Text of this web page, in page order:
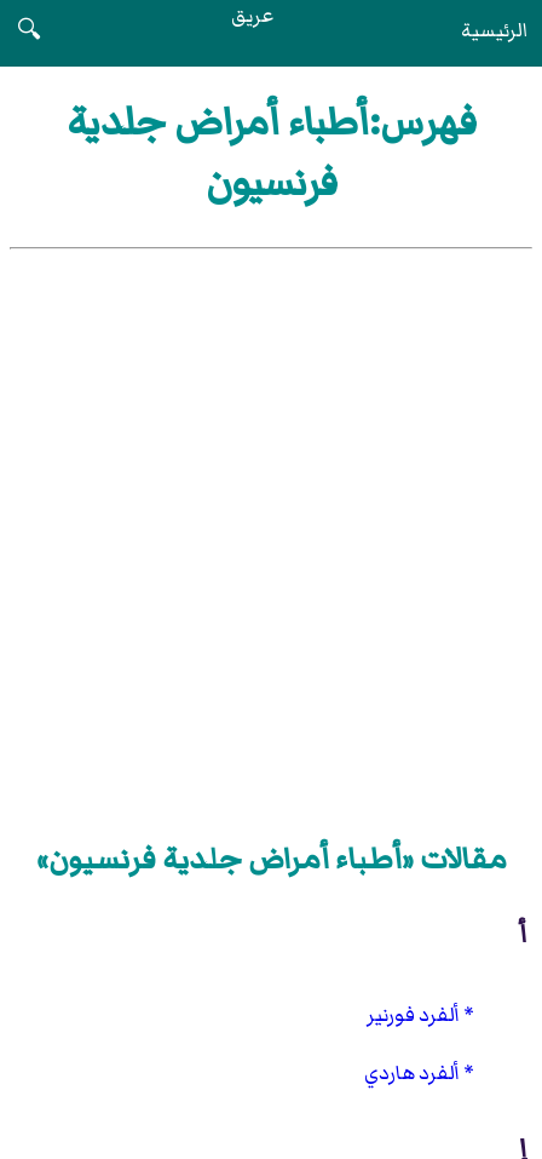
الرئيسية عريق
🔍
فهرس:أطباء أمراض جلدية
فرنسيون
مقالات «أطباء أمراض جلدية فرنسيون»
أ
ألفرد فورنير
ألفرد هاردي
إ